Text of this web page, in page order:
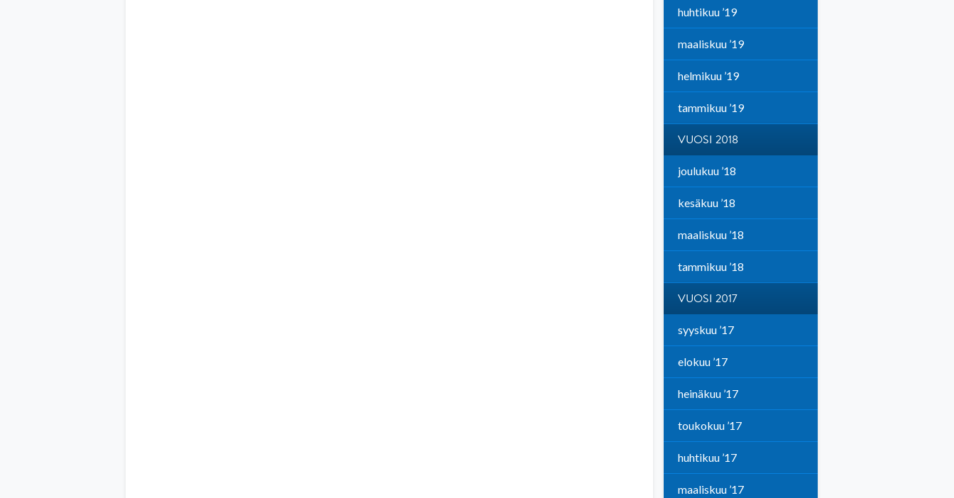
huhtikuu ’19
maaliskuu ’19
helmikuu ’19
tammikuu ’19
VUOSI 2018
joulukuu ’18
kesäkuu ’18
maaliskuu ’18
tammikuu ’18
VUOSI 2017
syyskuu ’17
elokuu ’17
heinäkuu ’17
toukokuu ’17
huhtikuu ’17
maaliskuu ’17